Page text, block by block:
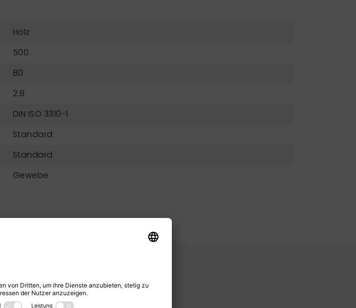
Holz
500
80
2.8
DIN ISO 3310-1
Standard
Standard
Gewebe